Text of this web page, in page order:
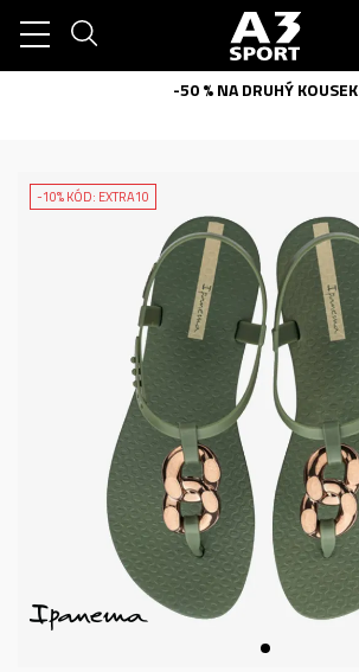
-50 % NA DRUHÝ KOUSEK
-10% KÓD: EXTRA10